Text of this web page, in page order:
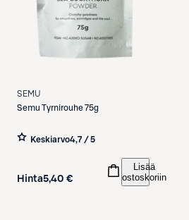
SEMU
Semu Tyrnirouhe 75g
Keskiarvo4,7 / 5
Hinta5,40 €
Lisää
ostoskoriin